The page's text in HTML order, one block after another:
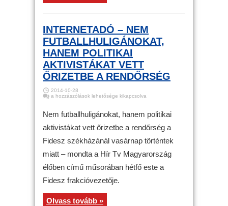
INTERNETADÓ – NEM
FUTBALLHULIGÁNOKAT,
HANEM POLITIKAI
AKTIVISTÁKAT VETT
ŐRIZETBE A RENDŐRSÉG
2014-10-28
Internetadó
futballhuligánokat,
hanem
politikai
aktivistákat
őrizetbe
rendőrség
bejegyzéshez
a hozzászólások lehetősége kikapcsolva
Nem futballhuligánokat, hanem politikai
aktivistákat vett őrizetbe a rendőrség a
Fidesz székházánál vasárnap történtek
miatt – mondta a Hír Tv Magyarország
élőben című műsorában hétfő este a
Fidesz frakcióvezetője.
Olvass tovább »